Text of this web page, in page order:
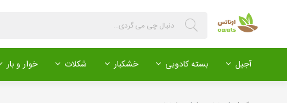
آجیل بسته کادویی خشکبار شکلات خوار و بار